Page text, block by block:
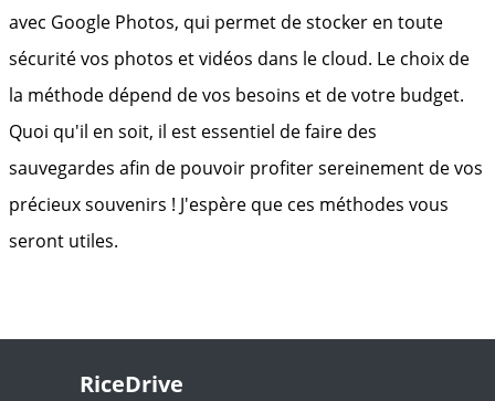
avec Google Photos, qui permet de stocker en toute
sécurité vos photos et vidéos dans le cloud. Le choix de
la méthode dépend de vos besoins et de votre budget.
Quoi qu'il en soit, il est essentiel de faire des
sauvegardes afin de pouvoir profiter sereinement de vos
précieux souvenirs ! J'espère que ces méthodes vous
seront utiles.
RiceDrive